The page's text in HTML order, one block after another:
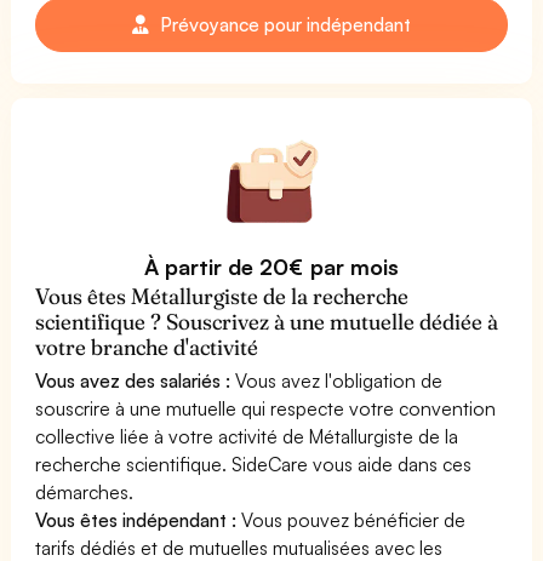
Prévoyance pour indépendant
À partir de 20€ par mois
Vous êtes Métallurgiste de la recherche
scientifique ? Souscrivez à une mutuelle dédiée à
votre branche d'activité
Vous avez des salariés : Vous avez l'obligation de
souscrire à une mutuelle qui respecte votre convention
collective liée à votre activité de Métallurgiste de la
recherche scientifique. SideCare vous aide dans ces
démarches.
Vous êtes indépendant : Vous pouvez bénéficier de
tarifs dédiés et de mutuelles mutualisées avec les